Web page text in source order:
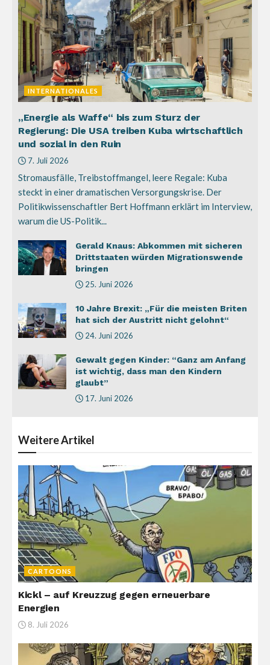
INTERNATIONALES
„Energie als Waffe“ bis zum Sturz der
Regierung: Die USA treiben Kuba wirtschaftlich
und sozial in den Ruin
7. Juli 2026
Stromausfälle, Treibstoffmangel, leere Regale: Kuba
steckt in einer dramatischen Versorgungskrise. Der
Politikwissenschaftler Bert Hoffmann erklärt im Interview,
warum die US-Politik...
Gerald Knaus: Abkommen mit sicheren
Drittstaaten würden Migrationswende
bringen
25. Juni 2026
10 Jahre Brexit: „Für die meisten Briten
hat sich der Austritt nicht gelohnt“
24. Juni 2026
Gewalt gegen Kinder: “Ganz am Anfang
ist wichtig, dass man den Kindern
glaubt”
17. Juni 2026
WeitereArtikel
CARTOONS
Kickl – auf Kreuzzug gegen erneuerbare
Energien
8. Juli 2026